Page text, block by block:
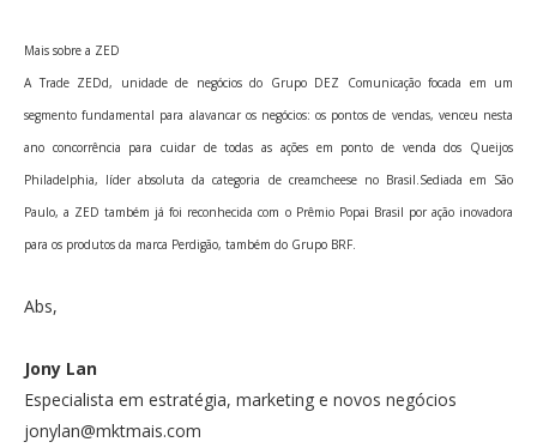
Mais sobre a ZED
A Trade ZEDd, unidade de negócios do Grupo DEZ Comunicação focada em um
segmento fundamental para alavancar os negócios: os pontos de vendas, venceu nesta
ano concorrência para cuidar de todas as ações em ponto de venda dos Queijos
Philadelphia, líder absoluta da categoria de creamcheese no Brasil.Sediada em São
Paulo, a ZED também já foi reconhecida com o Prêmio Popai Brasil por ação inovadora
para os produtos da marca Perdigão, também do Grupo BRF.
Abs,
Jony Lan
Especialista em estratégia, marketing e novos negócios
jonylan@mktmais.com